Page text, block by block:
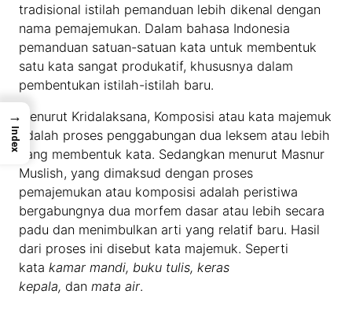
tradisional istilah pemanduan lebih dikenal dengan
nama pemajemukan. Dalam bahasa Indonesia
pemanduan satuan-satuan kata untuk membentuk
satu kata sangat produkatif, khususnya dalam
pembentukan istilah-istilah baru.
Menurut Kridalaksana, Komposisi atau kata majemuk
adalah proses penggabungan dua leksem atau lebih
yang membentuk kata. Sedangkan menurut Masnur
Muslish, yang dimaksud dengan proses
pemajemukan atau komposisi adalah peristiwa
bergabungnya dua morfem dasar atau lebih secara
padu dan menimbulkan arti yang relatif baru. Hasil
dari proses ini disebut kata majemuk. Seperti
katakamar mandi, buku tulis, keras
kepala, dan mata air.
→
Index